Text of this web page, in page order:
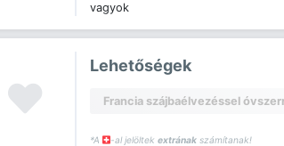
vagyok
Lehetőségek
Francia szájbaélvezéssel
*A -al jelöltek extránakszámítanak!